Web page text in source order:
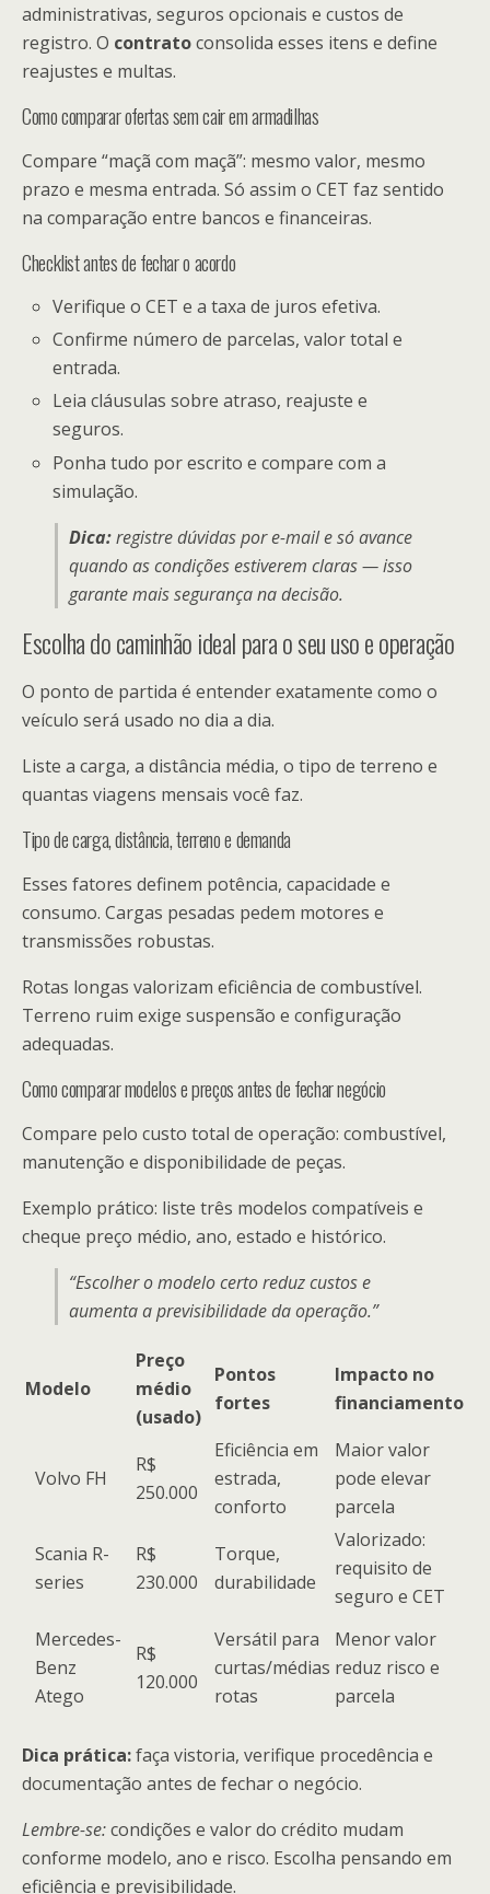
administrativas, seguros opcionais e custos de
registro. O contratoconsolida esses itens e define
reajustes e multas.
Como comparar ofertas sem cair em armadilhas
Compare “maçã com maçã”: mesmo valor, mesmo
prazo e mesma entrada. Só assim o CET faz sentido
na comparação entre bancos e financeiras.
Checklist antes de fechar o acordo
Verifique o CET e a taxa de juros efetiva.
Confirme número de parcelas, valor total e
entrada.
Leia cláusulas sobre atraso, reajuste e
seguros.
Ponha tudo por escrito e compare com a
simulação.
Dica:registre dúvidas por e-mail e só avance
quando ascondiçõesestiverem claras — isso
garante mais segurança na decisão.
Escolha do caminhão ideal para o seu uso e operação
O ponto de partida é entender exatamente como o
veículo será usado no dia a dia.
Liste a carga, a distância média, o tipo de terreno e
quantas viagens mensais você faz.
Tipo de carga, distância, terreno e demanda
Esses fatores definem potência, capacidade e
consumo. Cargas pesadas pedem motores e
transmissões robustas.
Rotas longas valorizam eficiência de combustível.
Terreno ruim exige suspensão e configuração
adequadas.
Como comparar modelos e preços antes de fechar negócio
Compare pelo custo total de operação: combustível,
manutenção e disponibilidade de peças.
Exemplo prático: liste três modelos compatíveis e
cheque preço médio, ano, estado e histórico.
“Escolher o modelo certo reduz custos e
aumenta a previsibilidade da operação.”
Modelo
Preço
médio
(usado)
Pontos
fortes
Impacto no
financiamento
Volvo FH
R$
250.000
Eficiência em
estrada,
conforto
Maior valor
pode elevar
parcela
Scania R-
series
R$
230.000
Torque,
durabilidade
Valorizado:
requisito de
seguro e CET
Mercedes-
Benz
Atego
R$
120.000
Versátil para
curtas/médias
rotas
Menor valor
reduz risco e
parcela
Dica prática:faça vistoria, verifique procedência e
documentação antes de fechar o negócio.
Lembre-se:condições e valor do crédito mudam
conforme modelo, ano e risco. Escolha pensando em
eficiência e previsibilidade.